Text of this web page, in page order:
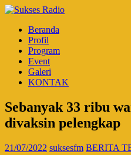
Beranda
Profil
Program
Event
Galeri
KONTAK
Sebanyak 33 ribu
divaksin pelengkap
21/07/2022 suksesfm BERITA